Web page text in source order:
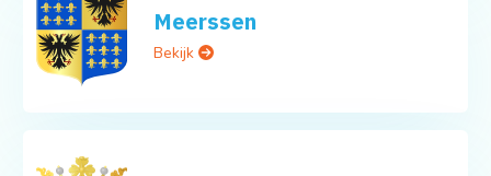
Meerssen
Bekijk